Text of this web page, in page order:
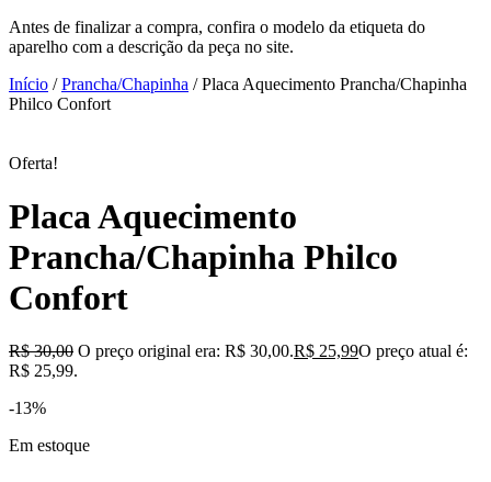
Antes de finalizar a compra, confira o modelo da etiqueta do
aparelho com a descrição da peça no site.
Início /Prancha/Chapinha /Placa Aquecimento Prancha/Chapinha
Philco Confort
Oferta!
Placa Aquecimento
Prancha/Chapinha Philco
Confort
R$30,00 O preço original era: R$ 30,00.R$ 25,99O preço atual é:
R$ 25,99.
-13%
Em estoque